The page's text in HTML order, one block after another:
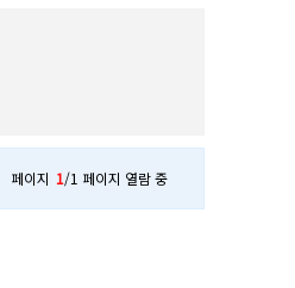
페이지 1/1 페이지 열람 중